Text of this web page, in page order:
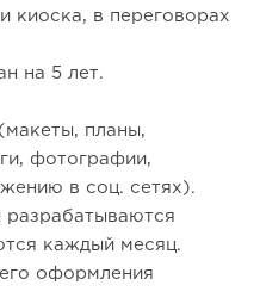
киоска, в переговорах
на 5 лет.
планы,
фотографии,
в соц. сетях).
разрабатываются
каждый месяц.
оформления